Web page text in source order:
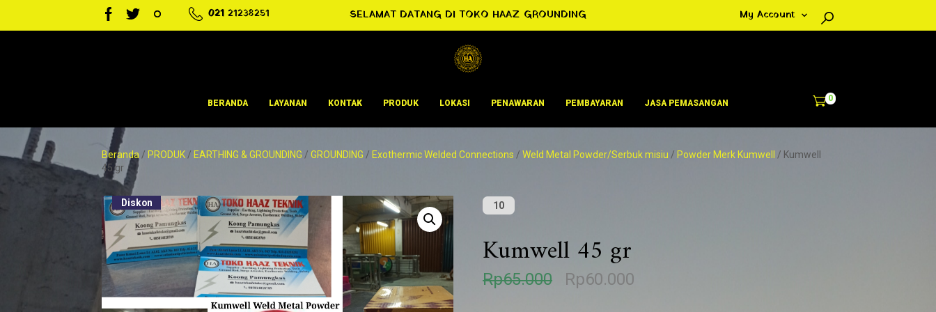
021 21238251 SELAMAT DATANG DI TOKO HAAZ GROUNDING My Account
0
BERANDA LAYANAN KONTAK PRODUK LOKASI PENAWARAN PEMBAYARAN JASA PEMASANGAN
Beranda/ PRODUK/ EARTHING & GROUNDING /GROUNDING / Exothermic Welded Connections /Weld Metal Powder/Serbuk misiu / Powder Merk Kumwell
/ Kumwell
45 gr
Diskon 10
Kumwell 45 gr
Rp65.000
HRp60.000